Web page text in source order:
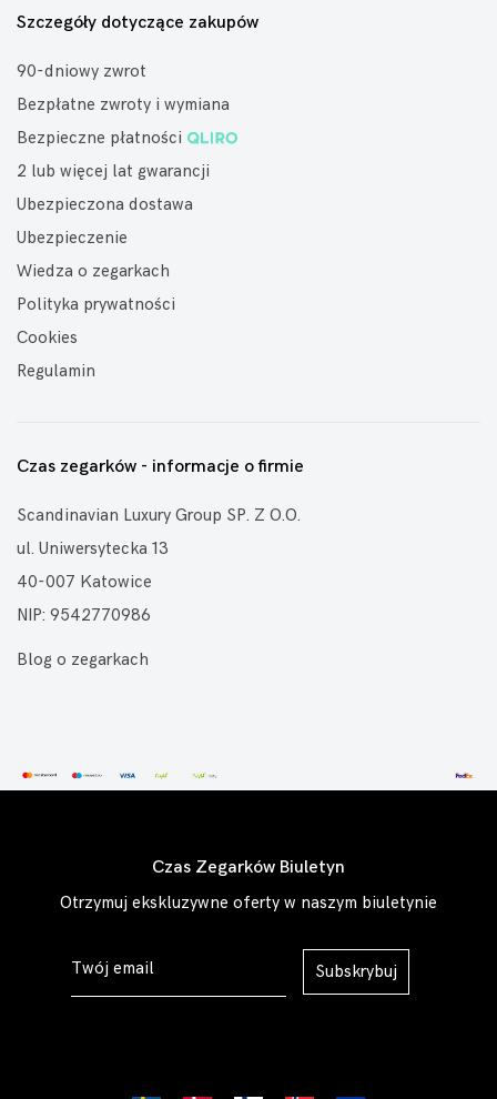
Szczegóły dotyczące zakupów
90-dniowy zwrot
Bezpłatne zwroty i wymiana
Bezpieczne płatności
2 lub więcej lat gwarancji
Ubezpieczona dostawa
Ubezpieczenie
Wiedza o zegarkach
Polityka prywatności
Cookies
Regulamin
Czas zegarków - informacje o firmie
Scandinavian Luxury Group SP. Z O.O.
ul. Uniwersytecka 13
40-007 Katowice
NIP: 9542770986
Blog o zegarkach
Czas Zegarków Biuletyn
Otrzymuj ekskluzywne oferty w naszym biuletynie
Subskrybuj